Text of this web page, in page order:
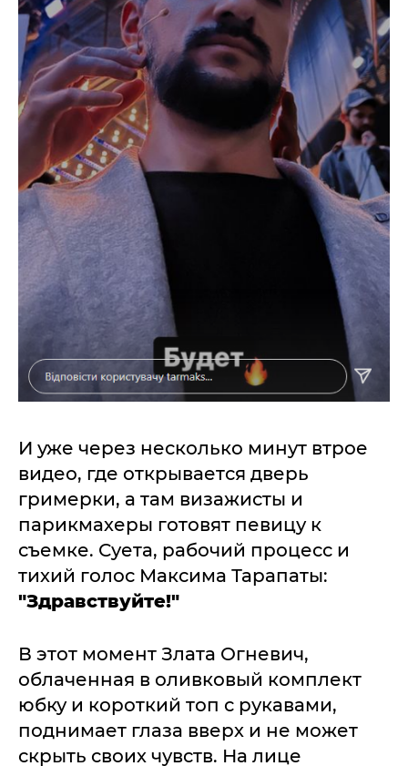
И уже через несколько минут втрое
видео, где открывается дверь
гримерки, а там визажисты и
парикмахеры готовят певицу к
съемке. Суета, рабочий процесс и
тихий голос Максима Тарапаты:
"Здравствуйте!"
В этот момент Злата Огневич,
облаченная в оливковый комплект
юбку и короткий топ с рукавами,
поднимает глаза вверх и не может
скрыть своих чувств. На лице